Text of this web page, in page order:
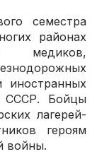
семестра
районах
медиков,
СССР. Бойцы
лагерей-
героям
войны.